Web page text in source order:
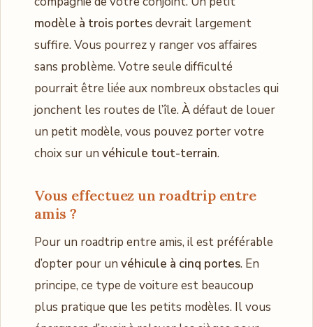
modèle à trois portesdevrait largement
suffire. Vous pourrez y ranger vos affaires
sans problème. Votre seule difficulté
pourrait être liée aux nombreux obstacles qui
jonchent les routes de l’île. À défaut de louer
un petit modèle, vous pouvez porter votre
choix sur un véhicule tout-terrain.
Vous effectuez un roadtrip entre
amis ?
Pour un roadtrip entre amis, il est préférable
d’opter pour un véhicule à cinq portes. En
principe, ce type de voiture est beaucoup
plus pratique que les petits modèles. Il vous